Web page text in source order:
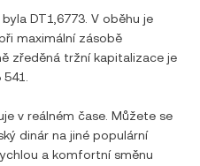
byla DT1,6773 . V oběhu je
maximální zásobě
zředěná tržní kapitalizace je
v reálném čase. Můžete se
dinár na jiné populární
a komfortní směnu